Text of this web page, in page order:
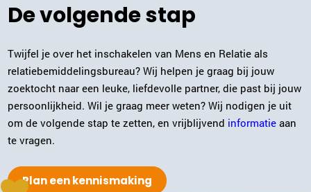
Manon Bartels
Maastricht
043-2041016 |email
De volgende stap
Twijfel je over het inschakelen van Mens en Relatie als
relatiebemiddelingsbureau? Wij helpen je graag bij jouw
zoektocht naar een leuke, liefdevolle partner, die past bij jouw
persoonlijkheid. Wil je graag meer weten? Wij nodigen je uit
om de volgende stap te zetten, en vrijblijvend informatie aan
te vragen.
Plan een kennismaking